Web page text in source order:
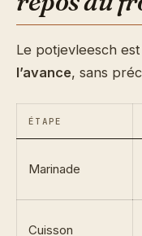
Le potjevleesch
l’avance, sans
ÉTAPE
Marinade
Cuisson